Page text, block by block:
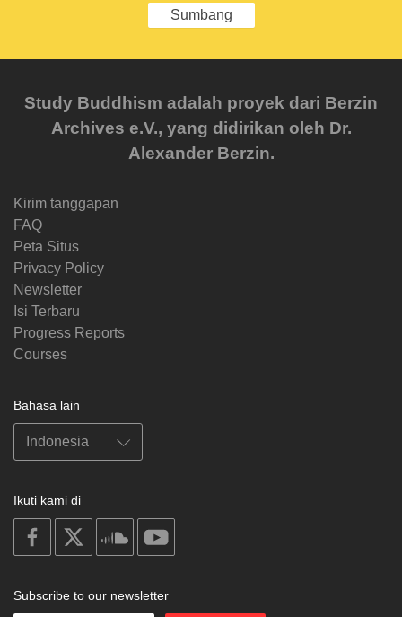
Sumbang
Study Buddhism adalah proyek dari Berzin
Archives e.V., yang didirikan oleh Dr.
Alexander Berzin.
Kirim tanggapan
FAQ
Peta Situs
Privacy Policy
Newsletter
Isi Terbaru
Progress Reports
Courses
Bahasa lain
Ikuti kami di
on
facebook
soundcloud
Subscribe to our newsletter